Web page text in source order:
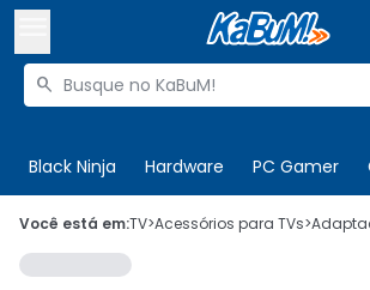
Buscar produtos

Black Ninja Hardware PC Gamer
 Olá. Acesse sua conta
 Departamentos
Você está em:TV>Acessórios para TVs>